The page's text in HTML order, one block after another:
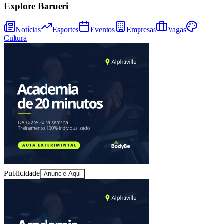
Explore Barueri
Notícias Esportes Eventos Empresas
Vagas
Cultura
Publicidade Anuncie Aqui